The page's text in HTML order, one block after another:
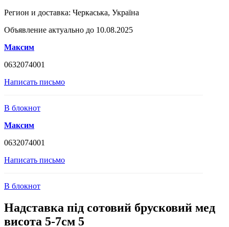
Регион и доставка: Черкаська, Україна
Объявление актуально до 10.08.2025
Максим
0632074001
Написать письмо
В блокнот
Максим
0632074001
Написать письмо
В блокнот
Надставка під сотовий брусковий мед
висота 5-7см 5